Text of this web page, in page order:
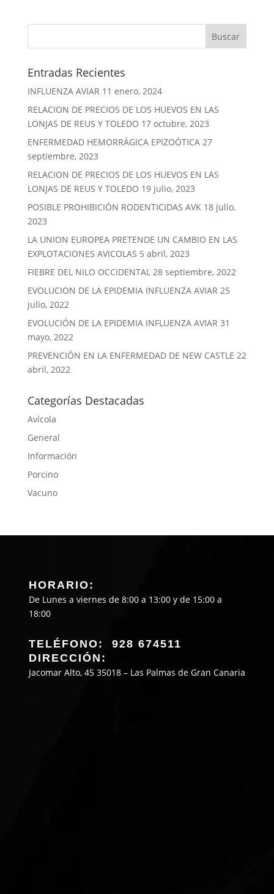
Entradas Recientes
INFLUENZA AVIAR 11 enero, 2024
RELACION DE PRECIOS DE LOS HUEVOS EN LAS
LONJAS DE REUS Y TOLEDO 17 octubre, 2023
ENFERMEDAD HEMORRÁGICA EPIZOÓTICA 27
septiembre, 2023
RELACION DE PRECIOS DE LOS HUEVOS EN LAS
LONJAS DE REUS Y TOLEDO 19 julio, 2023
POSIBLE PROHIBICIÓN RODENTICIDAS AVK 18 julio,
2023
LA UNION EUROPEA PRETENDE UN CAMBIO EN LAS
EXPLOTACIONES AVICOLAS 5 abril, 2023
FIEBRE DEL NILO OCCIDENTAL 28 septiembre, 2022
EVOLUCION DE LA EPIDEMIA INFLUENZA AVIAR 25
julio, 2022
EVOLUCIÓN DE LA EPIDEMIA INFLUENZA AVIAR 31
mayo, 2022
PREVENCIÓN EN LA ENFERMEDAD DE NEW CASTLE 22
abril, 2022
Categorías Destacadas
Avícola
General
Información
Porcino
Vacuno
HORARIO:
De Lunes a viernes de 8:00 a 13:00 y de 15:00 a
18:00
TELÉFONO: 928 674511
DIRECCIÓN:
Jacomar Alto, 45 35018 – Las Palmas de Gran Canaria